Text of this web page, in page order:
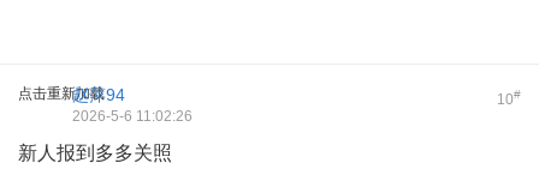
点击重新加载 10#
赵萍94
2026-5-6 11:02:26
新人报到多多关照